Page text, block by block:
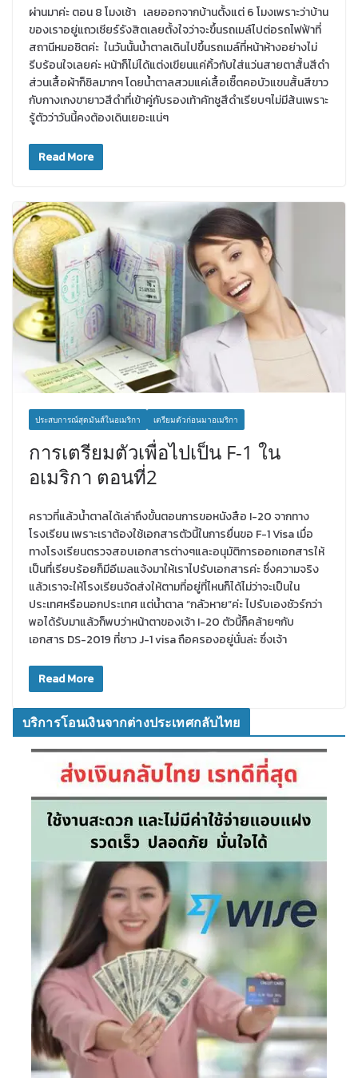
ผ่านมาค่ะ ตอน 8 โมงเช้า เลยออกจากบ้านตั้งแต่ 6 โมงเพราะว่าบ้าน
ของเราอยู่แถวเซียร์รังสิตเลยตั้งใจว่าจะขึ้นรถเมล์ไปต่อรถไฟฟ้าที่
สถานีหมอชิตค่ะ ในวันนั้นน้ำตาลเดินไปขึ้นรถเมล์ที่หน้าห้างอย่างไม่
รีบร้อนใจเลยค่ะ หน้าก็ไม่ได้แต่งเขียนแค่คิ้วกับใส่แว่นสายตาสั้นสีดำ
ส่วนเสื้อผ้าก็ชิลมากๆ โดยน้ำตาลสวมแค่เสื้อเชิ๊ตคอบัวแขนสั้นสีขาว
กับกางเกงขายาวสีดำที่เข้าคู่กับรองเท้าคัทชูสีดำเรียบๆไม่มีส้นเพราะ
รู้ตัวว่าวันนี้คงต้องเดินเยอะแน่ๆ
Read More
ประสบการณ์สุดมันส์ในอเมริกา เตรียมตัวก่อนมาอเมริกา
การเตรียมตัวเพื่อไปเป็น F-1 ใน
อเมริกา ตอนที่2
คราวที่แล้วน้ำตาลได้เล่าถึงขั้นตอนการขอหนังสือ I-20 จากทาง
โรงเรียน เพราะเราต้องใช้เอกสารตัวนี้ในการยื่นขอ F-1 Visa เมื่อ
ทางโรงเรียนตรวจสอบเอกสารต่างๆและอนุมัติการออกเอกสารให้
เป็นที่เรียบร้อยก็มีอีเมลแจ้งมาให้เราไปรับเอกสารค่ะ ซึ่งความจริง
แล้วเราจะให้โรงเรียนจัดส่งให้ตามที่อยู่ที่ไหนก็ได้ไม่ว่าจะเป็นใน
ประเทศหรือนอกประเทศ แต่น้ำตาล “กลัวหาย”ค่ะ ไปรับเองชัวร์กว่า
พอได้รับมาแล้วก็พบว่าหน้าตาของเจ้า I-20 ตัวนี้ก็คล้ายๆกับ
เอกสาร DS-2019 ที่ชาว J-1 visa ถือครองอยู่นั่นล่ะ ซึ่งเจ้า
Read More
บริการโอนเงินจากต่างประเทศกลับไทย